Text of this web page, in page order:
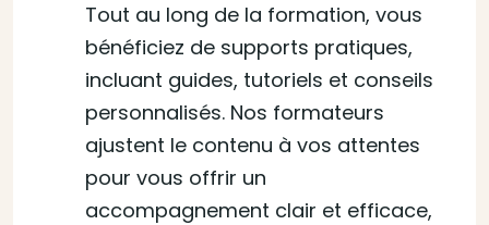
Tout au long de la formation, vous
bénéficiez de supports pratiques,
incluant guides, tutoriels et conseils
personnalisés. Nos formateurs
ajustent le contenu à vos attentes
pour vous offrir un
accompagnement clair et efficace,